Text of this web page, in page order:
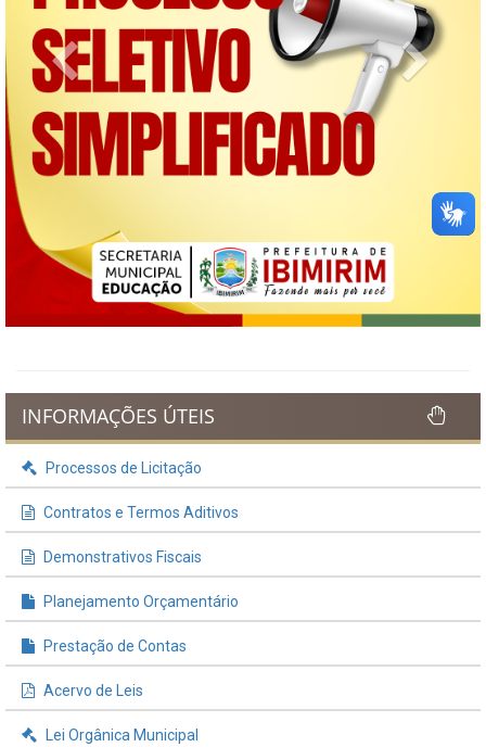
Previous Next
INFORMAÇÕES ÚTEIS
Processos de Licitação
Contratos e Termos Aditivos
Demonstrativos Fiscais
Planejamento Orçamentário
Prestação de Contas
Acervo de Leis
Lei Orgânica Municipal